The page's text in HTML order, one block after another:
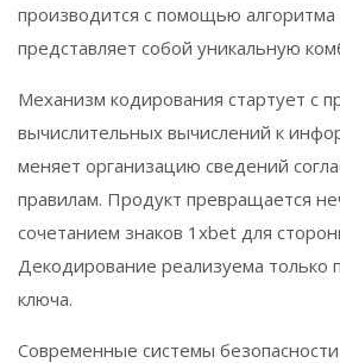
производится с помощью
представляет собой уникальную
Механизм кодирования стартует с
вычислительных вычислений к
меняет организацию сведений
правилам. Продукт превращается
сочетанием знаков 1xbet для
Декодирование реализуема только
ключа.
Современные системы